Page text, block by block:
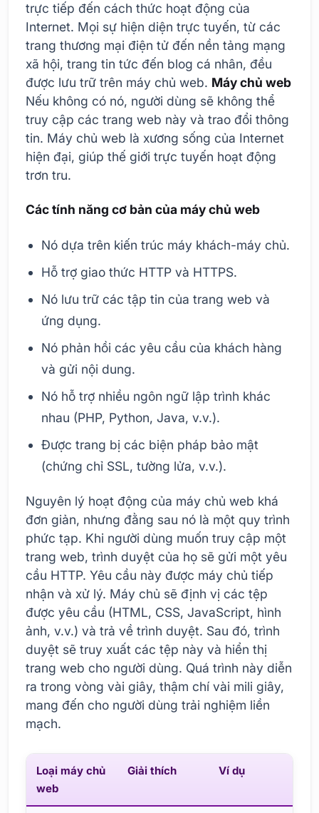
trực tiếp đến cách thức hoạt động của
Internet. Mọi sự hiện diện trực tuyến, từ các
trang thương mại điện tử đến nền tảng mạng
xã hội, trang tin tức đến blog cá nhân, đều
được lưu trữ trên máy chủ web. Máy chủ web
Nếu không có nó, người dùng sẽ không thể
truy cập các trang web này và trao đổi thông
tin. Máy chủ web là xương sống của Internet
hiện đại, giúp thế giới trực tuyến hoạt động
trơn tru.
Các tính năng cơ bản của máy chủ web
Nó dựa trên kiến trúc máy khách-máy chủ.
Hỗ trợ giao thức HTTP và HTTPS.
Nó lưu trữ các tập tin của trang web và
ứng dụng.
Nó phản hồi các yêu cầu của khách hàng
và gửi nội dung.
Nó hỗ trợ nhiều ngôn ngữ lập trình khác
nhau (PHP, Python, Java, v.v.).
Được trang bị các biện pháp bảo mật
(chứng chỉ SSL, tường lửa, v.v.).
Nguyên lý hoạt động của máy chủ web khá
đơn giản, nhưng đằng sau nó là một quy trình
phức tạp. Khi người dùng muốn truy cập một
trang web, trình duyệt của họ sẽ gửi một yêu
cầu HTTP. Yêu cầu này được máy chủ tiếp
nhận và xử lý. Máy chủ sẽ định vị các tệp
được yêu cầu (HTML, CSS, JavaScript, hình
ảnh, v.v.) và trả về trình duyệt. Sau đó, trình
duyệt sẽ truy xuất các tệp này và hiển thị
trang web cho người dùng. Quá trình này diễn
ra trong vòng vài giây, thậm chí vài mili giây,
mang đến cho người dùng trải nghiệm liền
mạch.
Loại máy chủ
web
Giải thích Ví dụ